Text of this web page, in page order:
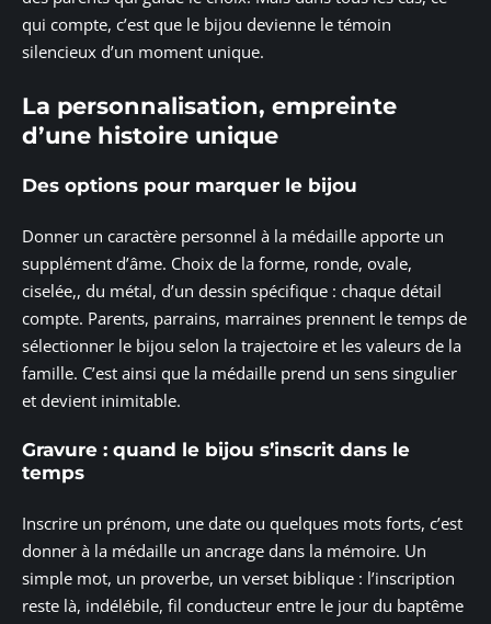
qui compte, c’est que le bijou devienne le témoin
silencieux d’un moment unique.
La personnalisation, empreinte
d’une histoire unique
Des options pour marquer le bijou
Donner un caractère personnel à la médaille apporte un
supplément d’âme. Choix de la forme, ronde, ovale,
ciselée,, du métal, d’un dessin spécifique : chaque détail
compte. Parents, parrains, marraines prennent le temps de
sélectionner le bijou selon la trajectoire et les valeurs de la
famille. C’est ainsi que la médaille prend un sens singulier
et devient inimitable.
Gravure : quand le bijou s’inscrit dans le
temps
Inscrire un prénom, une date ou quelques mots forts, c’est
donner à la médaille un ancrage dans la mémoire. Un
simple mot, un proverbe, un verset biblique : l’inscription
reste là, indélébile, fil conducteur entre le jour du baptême